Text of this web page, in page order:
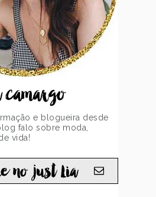
e blogueira desde
falo sobre moda,
vida!
no just Lia